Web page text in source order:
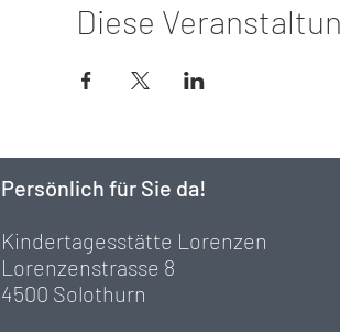
Diese
Persönlich für Sie da!
Kindertagesstätte Lorenzen
Lorenzenstrasse 8
4500 Solothurn